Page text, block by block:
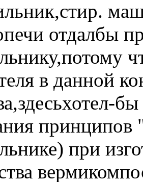
отдалбы
в данной
принципов
при